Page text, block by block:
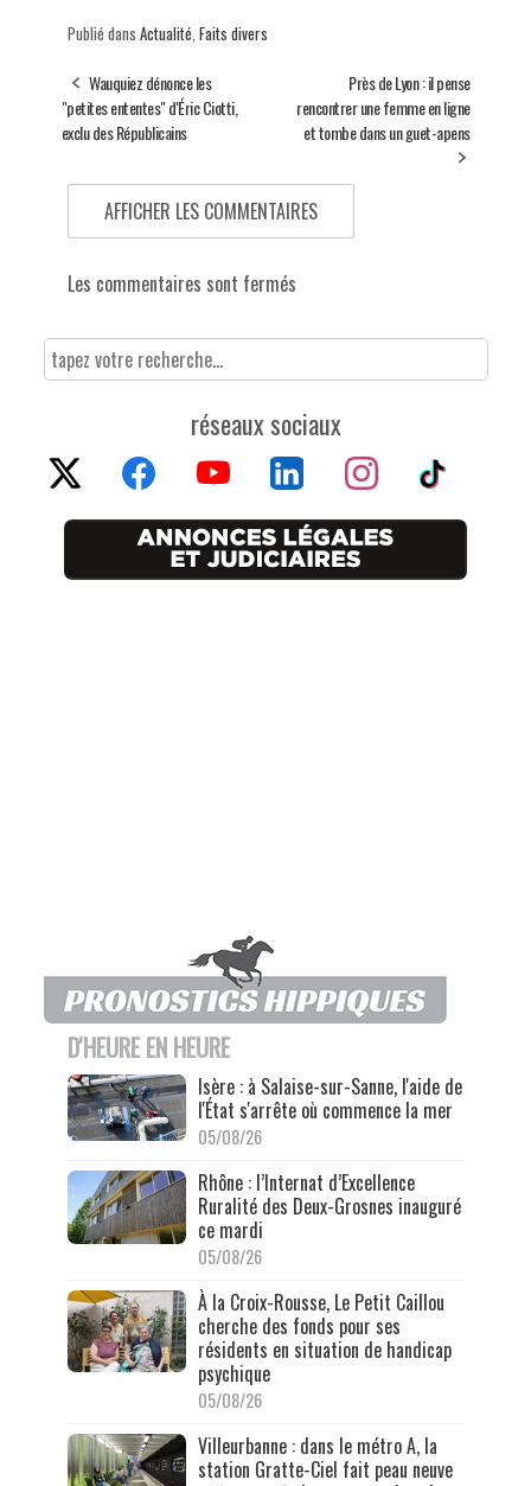
Publié dans Actualité, Faits divers
Wauquiez dénonce les
"petites ententes" d'Éric Ciotti,
exclu des Républicains
Près de Lyon : il pense
rencontrer une femme en ligne
et tombe dans un guet-apens
AFFICHER LES COMMENTAIRES
Les commentaires sont fermés
réseaux sociaux
D'HEURE EN HEURE
Isère : à Salaise-sur-Sanne, l'aide de
l'État s'arrête où commence la mer
05/08/26
Rhône : l’Internat d’Excellence
Ruralité des Deux-Grosnes inauguré
ce mardi
05/08/26
À la Croix-Rousse, Le Petit Caillou
cherche des fonds pour ses
résidents en situation de handicap
psychique
05/08/26
Villeurbanne : dans le métro A, la
station Gratte-Ciel fait peau neuve